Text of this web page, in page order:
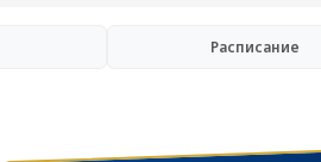
Расписание